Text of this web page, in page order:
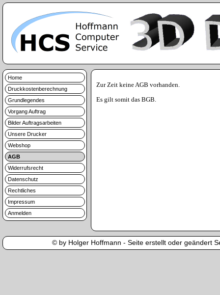
Home
Druckkostenberechnung
Grundlegendes
Vorgang Auftrag
Bilder Auftragsarbeiten
Unsere Drucker
Webshop
AGB
Widerrufsrecht
Datenschutz
Rechtliches
Impressum
Anmelden
Zur Zeit keine AGB vorhanden.
Es gilt somit das BGB.
© by Holger Hoffmann - Seite erstellt oder geändert